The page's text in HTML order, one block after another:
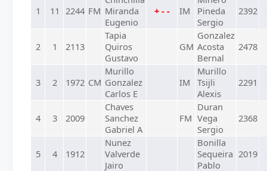
1 11 2244 FM Miranda
Eugenio
+ - - IM
Pineda
Sergio
2392
2 1 2113
Tapia
Quiros
Gustavo
GM
Gonzalez
Acosta
Bernal
2478
3 2 1972 CM
Murillo
Gonzalez
Carlos E
IM
Murillo
Tsijli
Alexis
2291
4 3 2009
Chaves
Sanchez
Gabriel A
FM
Duran
Vega
Sergio
2368
5 4 1912
Nunez
Valverde
Jairo
Bonilla
Sequeira
Pablo
2019